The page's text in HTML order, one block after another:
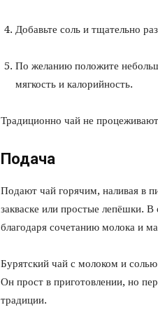
Добавьте соль и тщательно
По желанию положите
мягкость и калорийность.
Традиционно чай не
Подача
Подают чай горячим, наливая в
закваске или простые лепёшки.
благодаря сочетанию молока и
Бурятский чай с молоком и
Он прост в приготовлении, но
традиции.